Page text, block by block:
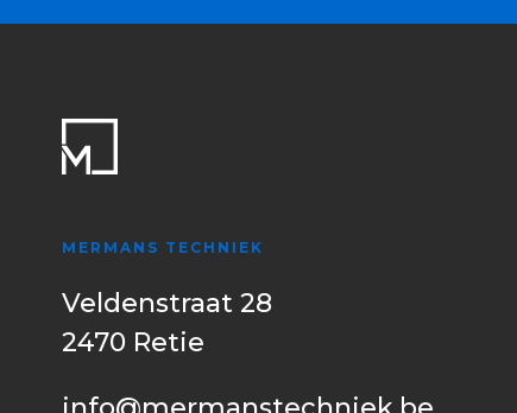
MERMANS TECHNIEK
Veldenstraat 28
2470 Retie